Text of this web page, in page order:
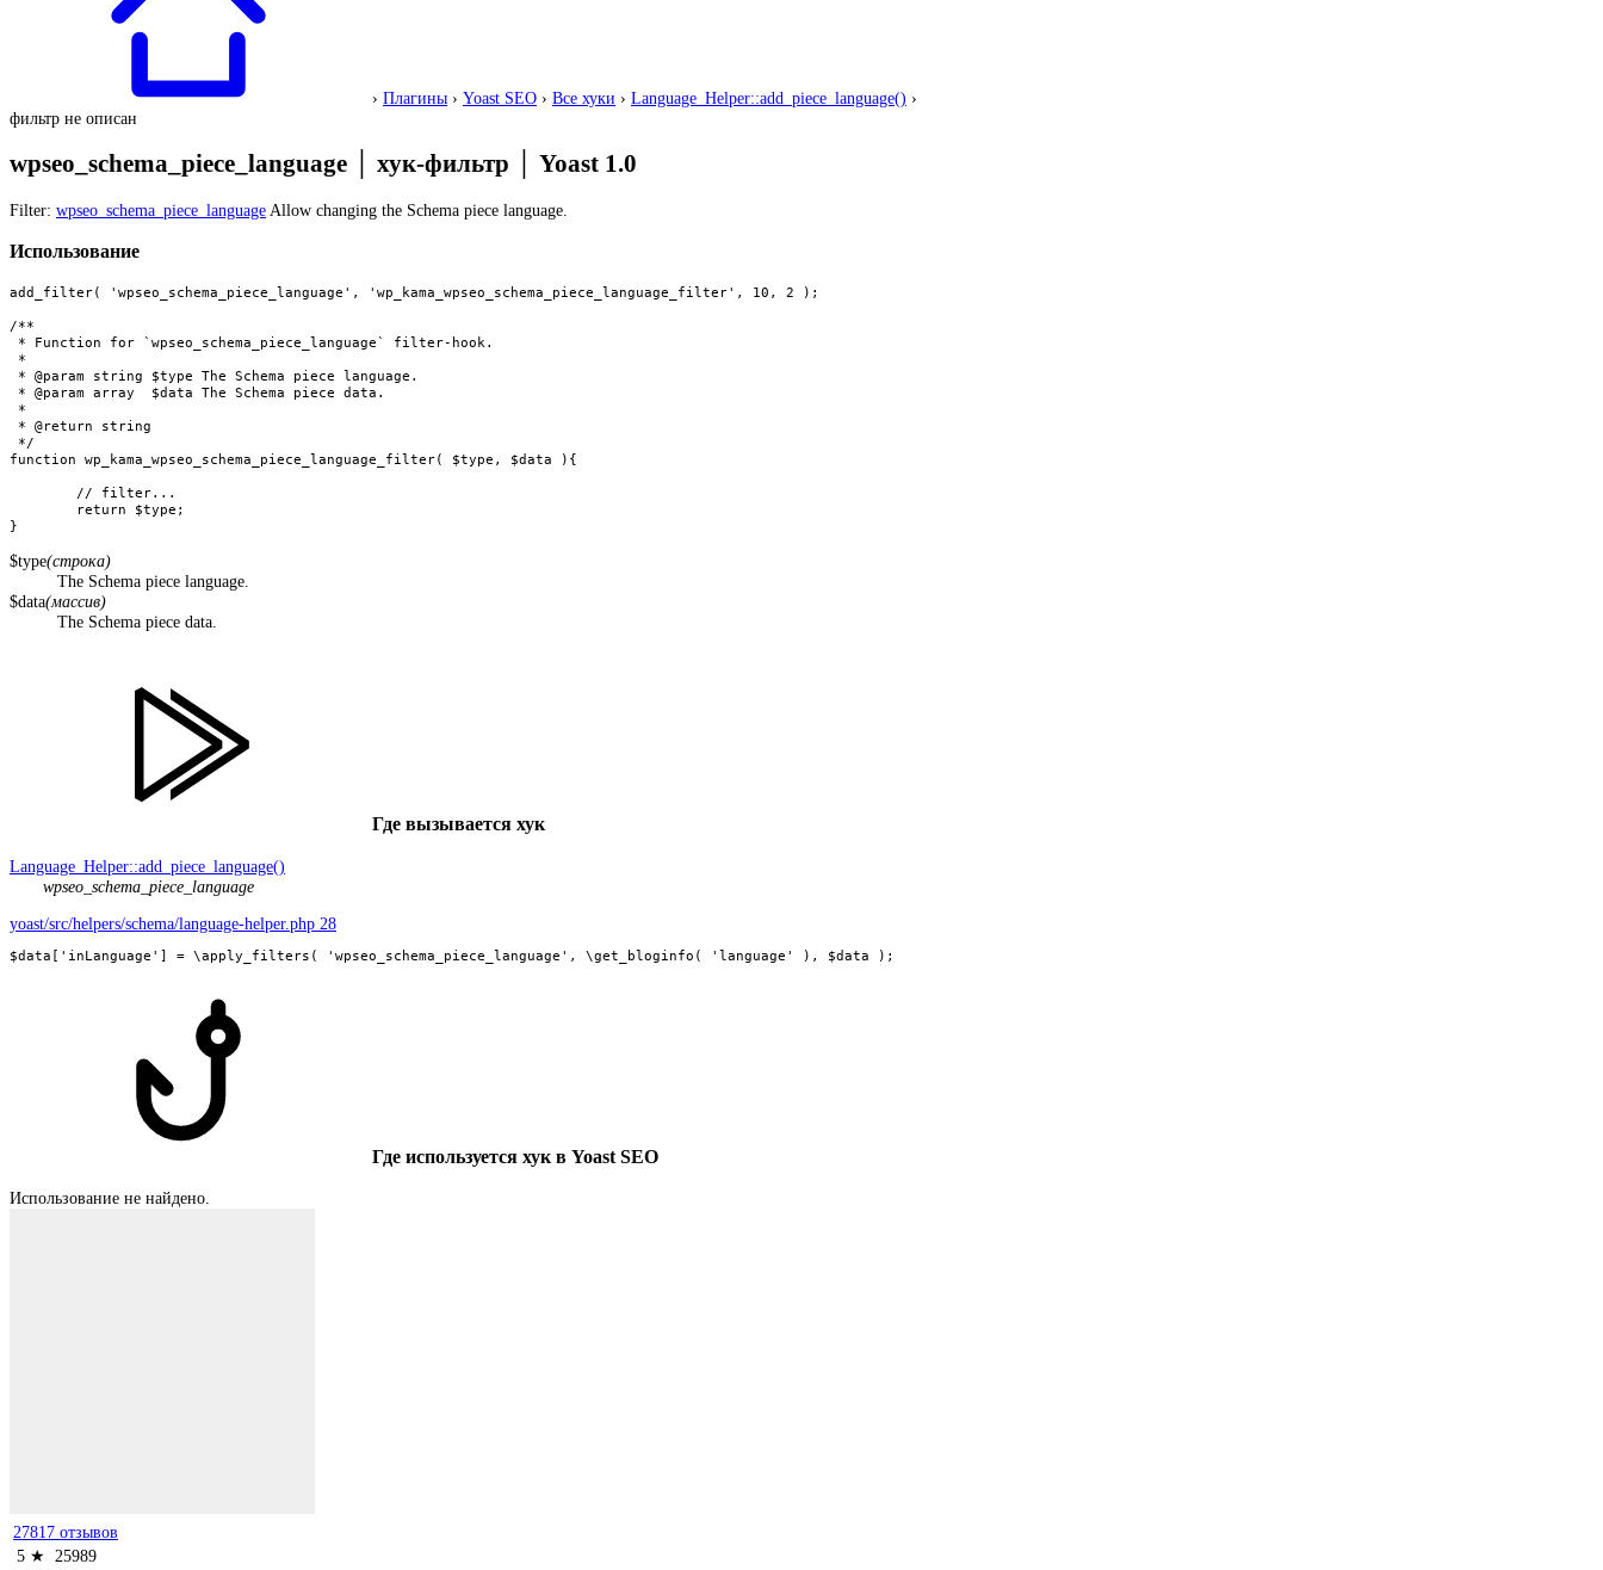
› Плагины › Yoast SEO › Все хуки › Language_Helper::add_piece_language() ›
фильтр не описан
wpseo_schema_piece_language хук-фильтр Yoast 1.0
Filter: wpseo_schema_piece_language Allow changing the Schema piece language.
Использование
add_filter( 'wpseo_schema_piece_language', 'wp_kama_wpseo_schema_piece_language_filter', 10, 2 );
/**
* Function for `wpseo_schema_piece_language` filter-hook.
*
* @param string $type The Schema piece language.
* @param array  $data The Schema piece data.
*
* @return string
*/
function wp_kama_wpseo_schema_piece_language_filter( $type, $data ){
}
$type(строка)
The Schema piece language.
$data(массив)
The Schema piece data.
Где вызывается хук
Language_Helper::add_piece_language()
wpseo_schema_piece_language
yoast/src/helpers/schema/language-helper.php 28
$data['inLanguage'] = \apply_filters( 'wpseo_schema_piece_language', \get_bloginfo( 'language' ), $data );
Где используется хук в Yoast SEO
Использование не найдено.
27817 отзывов
5 ★
25989